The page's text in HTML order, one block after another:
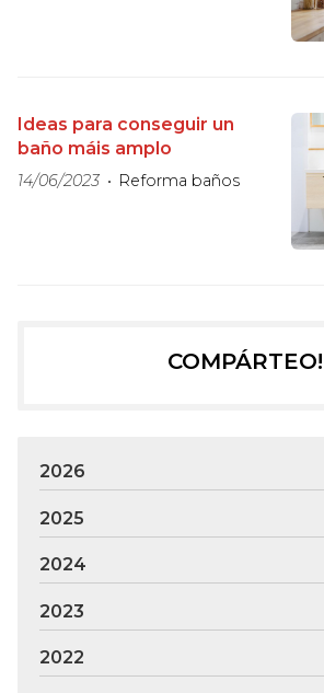
Ideas para conseguir un
baño máis amplo
14/06/2023 Reforma baños
COMPÁRTEO!
2026
2025
2024
2023
2022